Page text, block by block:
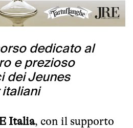
dedicato al
e prezioso
dei Jeunes
Italia, con il supporto